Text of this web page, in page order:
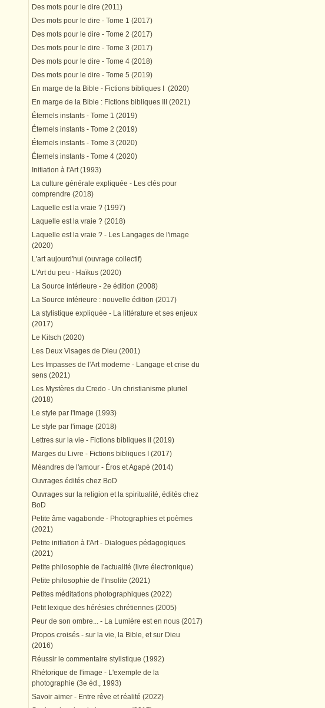
Des mots pour le dire (2011)
Des mots pour le dire - Tome 1 (2017)
Des mots pour le dire - Tome 2 (2017)
Des mots pour le dire - Tome 3 (2017)
Des mots pour le dire - Tome 4 (2018)
Des mots pour le dire - Tome 5 (2019)
En marge de la Bible - Fictions bibliques I (2020)
En marge de la Bible : Fictions bibliques III (2021)
Éternels instants - Tome 1 (2019)
Éternels instants - Tome 2 (2019)
Éternels instants - Tome 3 (2020)
Éternels instants - Tome 4 (2020)
Initiation à l'Art (1993)
La culture générale expliquée - Les clés pour
comprendre (2018)
Laquelle est la vraie ? (1997)
Laquelle est la vraie ? (2018)
Laquelle est la vraie ? - Les Langages de l'image
(2020)
L'art aujourd'hui (ouvrage collectif)
L'Art du peu - Haïkus (2020)
La Source intérieure - 2e édition (2008)
La Source intérieure : nouvelle édition (2017)
La stylistique expliquée - La littérature et ses enjeux
(2017)
Le Kitsch (2020)
Les Deux Visages de Dieu (2001)
Les Impasses de l'Art moderne - Langage et crise du
sens (2021)
Les Mystères du Credo - Un christianisme pluriel
(2018)
Le style par l'image (1993)
Le style par l'image (2018)
Lettres sur la vie - Fictions bibliques II (2019)
Marges du Livre - Fictions bibliques I (2017)
Méandres de l'amour - Éros et Agapè (2014)
Ouvrages édités chez BoD
Ouvrages sur la religion et la spiritualité, édités chez
BoD
Petite âme vagabonde - Photographies et poèmes
(2021)
Petite initiation à l'Art - Dialogues pédagogiques
(2021)
Petite philosophie de l'actualité (livre électronique)
Petite philosophie de l'Insolite (2021)
Petites méditations photographiques (2022)
Petit lexique des hérésies chrétiennes (2005)
Peur de son ombre... - La Lumière est en nous (2017)
Propos croisés - sur la vie, la Bible, et sur Dieu
(2016)
Réussir le commentaire stylistique (1992)
Rhétorique de l'image - L'exemple de la
photographie (3e éd., 1993)
Savoir aimer - Entre rêve et réalité (2022)